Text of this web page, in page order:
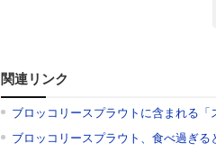
関連リンク
ブロッコリースプラウトに含まれる
ブロッコリースプラウト、食べ過ぎ